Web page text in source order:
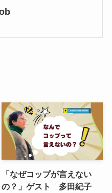
「なぜコップが言えない
の？」ゲスト 多田紀子